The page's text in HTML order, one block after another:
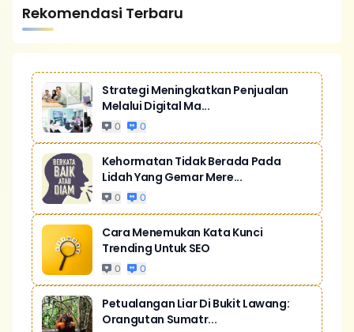
Rekomendasi Terbaru
Strategi Meningkatkan Penjualan
Melalui Digital Ma...
0 0
Kehormatan Tidak Berada Pada
Lidah Yang Gemar Mere...
0 0
Cara Menemukan Kata Kunci
Trending Untuk SEO
0 0
Petualangan Liar Di Bukit Lawang:
Orangutan Sumatr...